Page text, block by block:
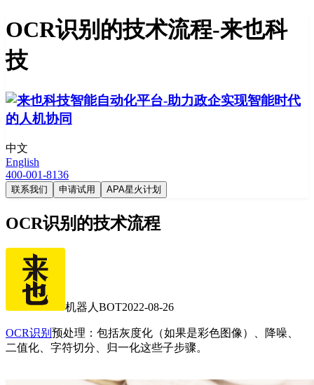
OCR识别的技术流程-来也科
技
中文
English
400-001-8136
联系我们 申请试用 APA星火计划
OCR识别的技术流程
机器人BOT2022-08-26
OCR识别 预处理： 包括灰度化（如果是彩色图像）、降噪、
二值化、字符切分、归一化这些子步骤。